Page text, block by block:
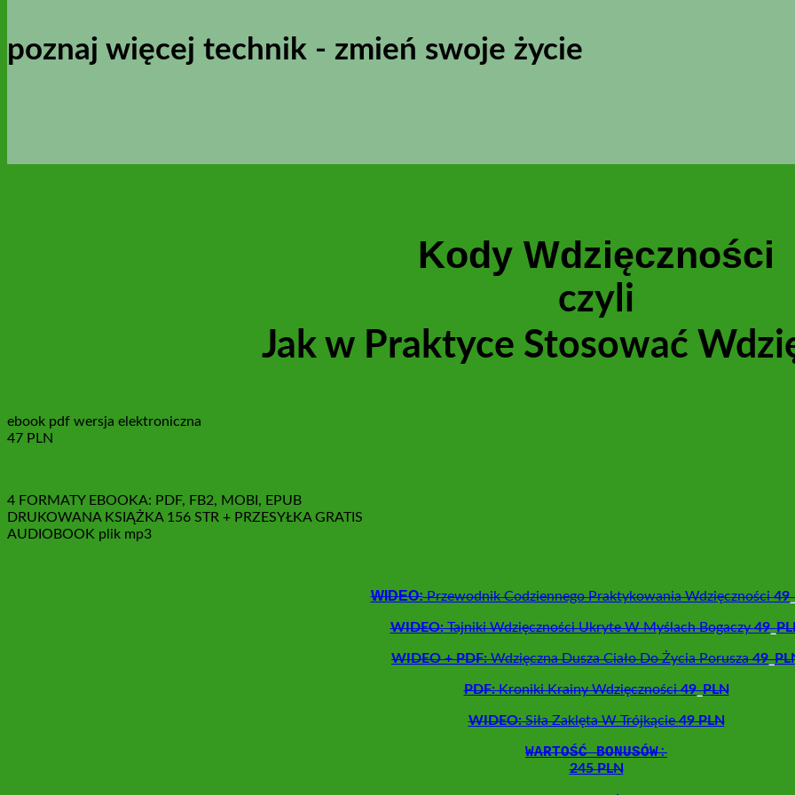
poznaj więcej technik - zmień swoje życie
Kody Wdzięczności
czyli
Jak w Praktyce Stosować
ebook pdf wersja elektroniczna
47 PLN
4 FORMATY EBOOKA: PDF, FB2, MOBI, EPUB
DRUKOWANA KSIĄŻKA 156 STR + PRZESYŁKA GRATIS
AUDIOBOOK plik mp3
WIDEO:Przewodnik Codziennego Praktykowania Wdzięczności49_
WIDEO:Tajniki Wdzięczności Ukryte W Myślach Bogaczy49_
WIDEO + PDF:Wdzięczna Dusza Ciało Do Życia Porusza49_
PDF:Kroniki Krainy Wdzięczności49_PLN
WIDEO:Siła Zaklęta W Trójkącie49 PLN
WARTOŚĆ BONUSÓW:
245 PLN